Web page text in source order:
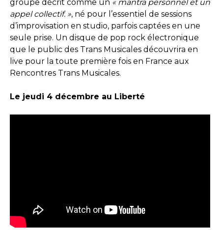
groupe décrit comme un « mantra personnel et un
appel collectif. », né pour l’essentiel de sessions
d’improvisation en studio, parfois captées en une
seule prise. Un disque de pop rock électronique
que le public des Trans Musicales découvrira en
live pour la toute première fois en France aux
Rencontres Trans Musicales.
Le jeudi 4 décembre au Liberté